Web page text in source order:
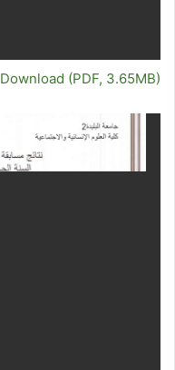
Download (PDF, 3.65MB)